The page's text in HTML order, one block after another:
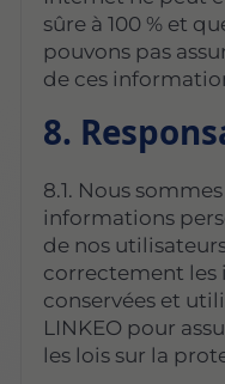
sûre à 100 % et
pouvons pas
de ces
8.
8.1. Nous
informations
de nos
correctement les
conservées et
LINKEO pour
les lois sur la